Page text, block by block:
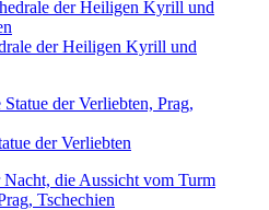
der Heiligen Kyrill und
der Verliebten